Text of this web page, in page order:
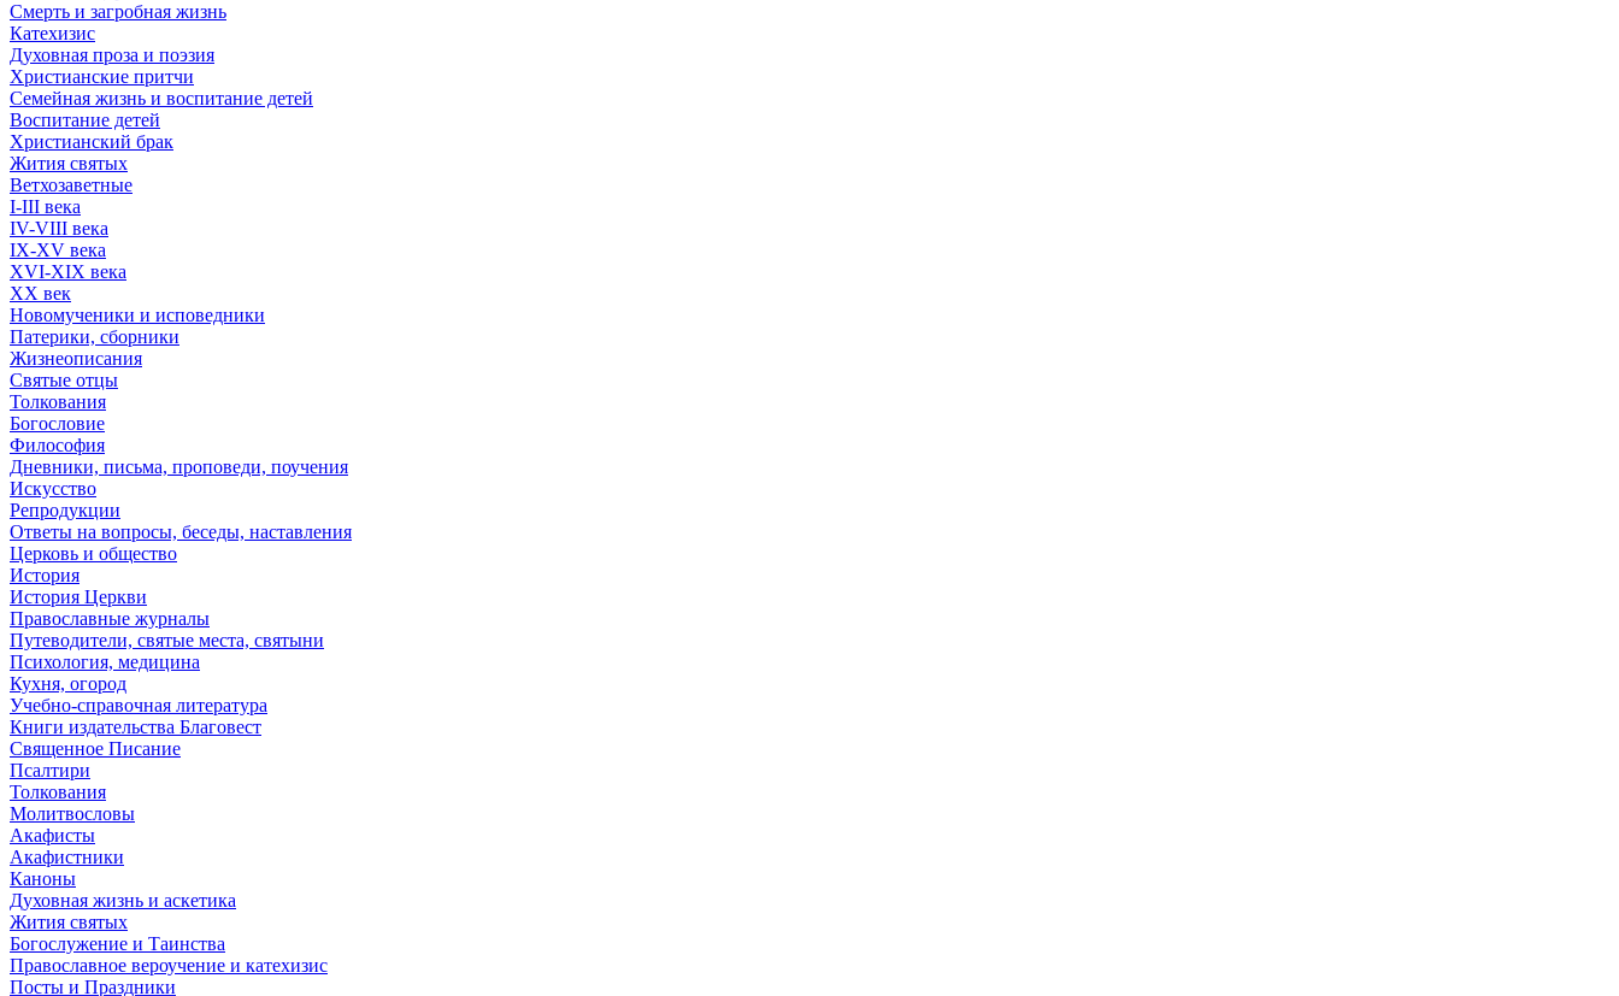
Смерть и загробная жизнь
Катехизис
Духовная проза и поэзия
Христианские притчи
Семейная жизнь и воспитание детей
Воспитание детей
Христианский брак
Жития святых
Ветхозаветные
I-III века
IV-VIII века
IX-XV века
XVI-XIX века
XX век
Новомученики и исповедники
Патерики, сборники
Жизнеописания
Святые отцы
Толкования
Богословие
Философия
Дневники, письма, проповеди, поучения
Искусство
Репродукции
Ответы на вопросы, беседы, наставления
Церковь и общество
История
История Церкви
Православные журналы
Путеводители, святые места, святыни
Психология, медицина
Кухня, огород
Учебно-справочная литература
Книги издательства Благовест
Священное Писание
Псалтири
Толкования
Молитвословы
Акафисты
Акафистники
Каноны
Духовная жизнь и аскетика
Жития святых
Богослужение и Таинства
Православное вероучение и катехизис
Посты и Праздники